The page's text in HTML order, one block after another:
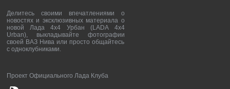
Делитесь своими впечатлениями о
новостях и эксклюзивных материала о
новой Лада 4х4 Урбан (LADA 4x4
Urban), выкладывайте фотографии
своей ВАЗ Нива или просто общайтесь
с одноклубниками.
Проект Официального Лада Клуба